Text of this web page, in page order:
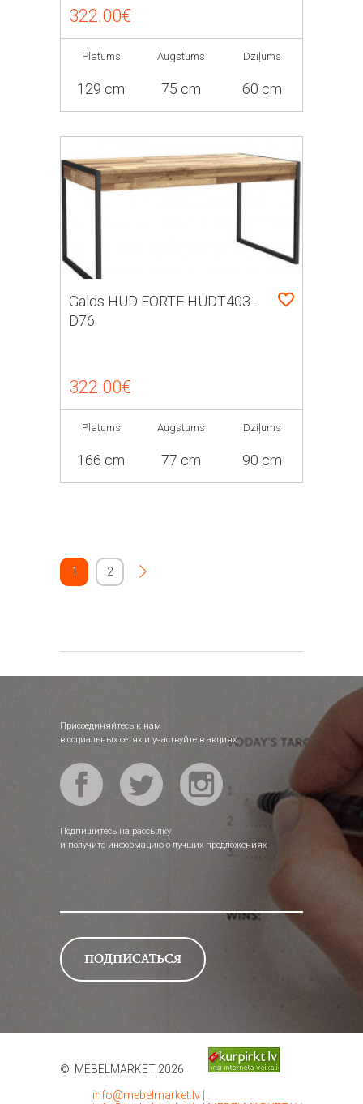
322.00€
Platums
129 cm
Augstums
75 cm
Dziļums
60 cm
Galds HUD FORTE HUDT403-
D76
322.00€
Platums
166 cm
Augstums
77 cm
Dziļums
90 cm
1 2
Присоединяйтесь к нам
в социальных сетях и участвуйте в акциях
Подпишитесь на рассылку
и получите информацию о лучших предложениях
© MEBELMARKET 2026
info@mebelmarket.lv